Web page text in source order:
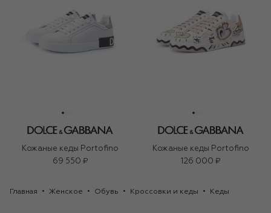
Кожаные кеды Portofino
69 550 ₽
Кожаные кеды Portofino
126 000 ₽
Главная Женское Обувь Кроссовки и кеды Кеды